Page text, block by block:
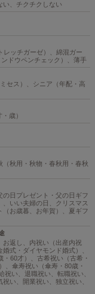
い、チクチクしない
レッチガーゼ）、綿混ガー
ドウペンチェック）、薄手
セス）、シニア（年配・高
歳）
秋用・秋物・春秋用・春秋
日プレゼント・父の日ギフ
、いい夫婦の日、クリスマス
お歳暮、お年賀）、夏ギフ
返し、内祝い（出産内祝
式・ダイヤモンド婚式）、
60才）、古希祝い（古希・
、傘寿祝い（傘寿・80歳・
い、退職祝い、転職祝い、
い、開業祝い、独立祝い、